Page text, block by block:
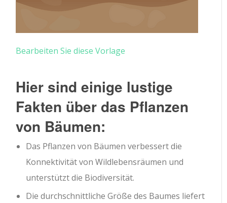
Bearbeiten Sie diese Vorlage
Hier sind einige lustige
Fakten über das Pflanzen
von Bäumen:
Das Pflanzen von Bäumen verbessert die
Konnektivität von Wildlebensräumen und
unterstützt die Biodiversität.
Die durchschnittliche Größe des Baumes liefert